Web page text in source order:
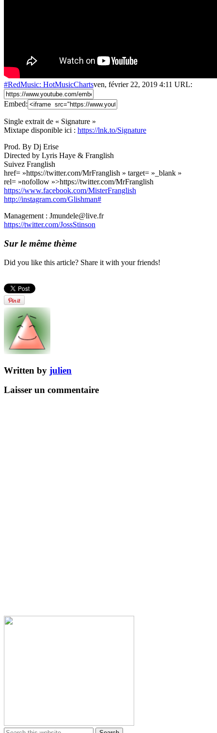
#RedMusic: HotMusicChartsven, février 22, 2019 4:11 URL:
Embed:
Single extrait de « Signature »
Mixtape disponible ici : https://lnk.to/Signature
Prod. By Dj Erise
Directed by Lyris Haye & Franglish
Suivez Franglish
href= »https://twitter.com/MrFranglish » target= »_blank »
rel= »nofollow »>https://twitter.com/MrFranglish
https://www.facebook.com/MisterFranglish
http://instagram.com/Glishman#
Management : Jmundele@live.fr
https://twitter.com/JossStinson
Sur le même thème
Did you like this article? Share it with your friends!
Written by julien
Laisser un commentaire